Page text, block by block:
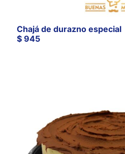
Chajá de durazno especial
$945